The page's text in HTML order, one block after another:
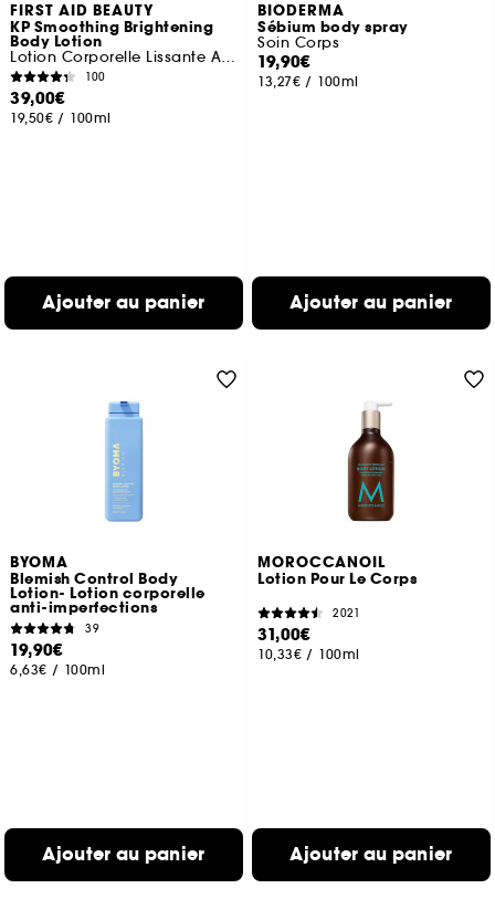
FIRST AID BEAUTY
KP Smoothing Brightening
Body Lotion
Lotion Corporelle Lissante Anti-Rugosités
100
39,00€
19,50€ / 100ml
Ajouter au panier
BIODERMA
Sébium body spray
Soin Corps
19,90€
13,27€ / 100ml
Ajouter au panier
BYOMA
Blemish Control Body
Lotion- Lotion corporelle
anti-imperfections
39
19,90€
6,63€ / 100ml
Ajouter au panier
MOROCCANOIL
Lotion Pour Le Corps
2021
31,00€
10,33€ / 100ml
Ajouter au panier